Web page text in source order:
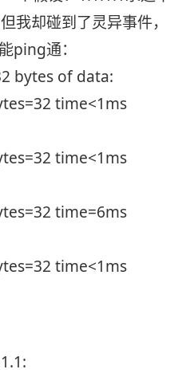
我却碰到了灵异事件，
ping通：
bytes of data:
time<1ms
time<1ms
time=6ms
time<1ms